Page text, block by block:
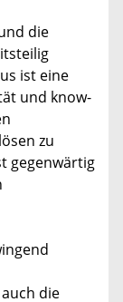
die
ist eine
und know-
zu
gegenwärtig
die